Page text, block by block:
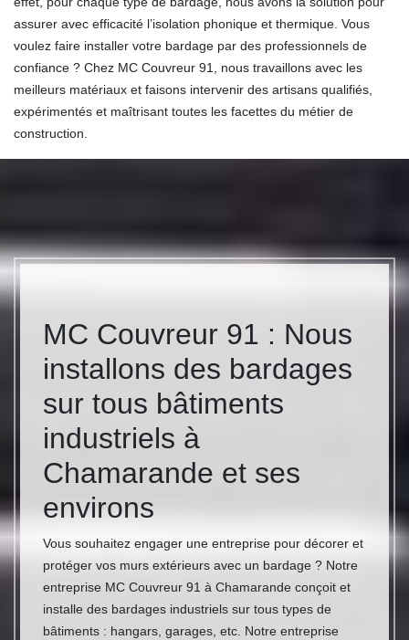
assurer avec efficacité l’isolation phonique et thermique. Vous
voulez faire installer votre bardage par des professionnels de
confiance ? Chez MC Couvreur 91, nous travaillons avec les
meilleurs matériaux et faisons intervenir des artisans qualifiés,
expérimentés et maîtrisant toutes les facettes du métier de
construction.
MC Couvreur 91 : Nous
installons des bardages
sur tous bâtiments
industriels à
Chamarande et ses
environs
Vous souhaitez engager une entreprise pour décorer et
protéger vos murs extérieurs avec un bardage ? Notre
entreprise MC Couvreur 91 à Chamarande conçoit et
installe des bardages industriels sur tous types de
bâtiments : hangars, garages, etc. Notre entreprise